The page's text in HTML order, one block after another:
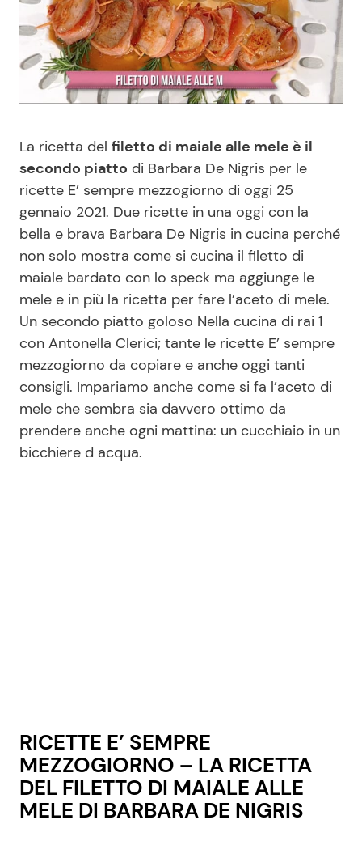
Benessere
Casa
Moda e Style
Mondo Mamma
News benessere
Salute
Viaggi e Turismo
Festività
Cucina e Ricette
Consigli di Cucina
Dolci
Le Ricette in TV
Primi Piatti
Ricette Facili e Veloci
Ricette Feste
Ricette per Bambini
Seguici
La ricetta del filetto di maiale alle mele è il
secondo piatto di Barbara De Nigris per le
ricette E’ sempre mezzogiorno di oggi 25
gennaio 2021. Due ricette in una oggi con la
bella e brava Barbara De Nigris in cucina perché
non solo mostra come si cucina il filetto di
maiale bardato con lo speck ma aggiunge le
mele e in più la ricetta per fare l’aceto di mele.
Un secondo piatto goloso Nella cucina di rai 1
con Antonella Clerici; tante le ricette E’ sempre
mezzogiorno da copiare e anche oggi tanti
consigli. Impariamo anche come si fa l’aceto di
mele che sembra sia davvero ottimo da
prendere anche ogni mattina: un cucchiaio in un
bicchiere d acqua.
RICETTE E’ SEMPRE
MEZZOGIORNO – LA RICETTA
DEL FILETTO DI MAIALE ALLE
MELE DI BARBARA DE NIGRIS